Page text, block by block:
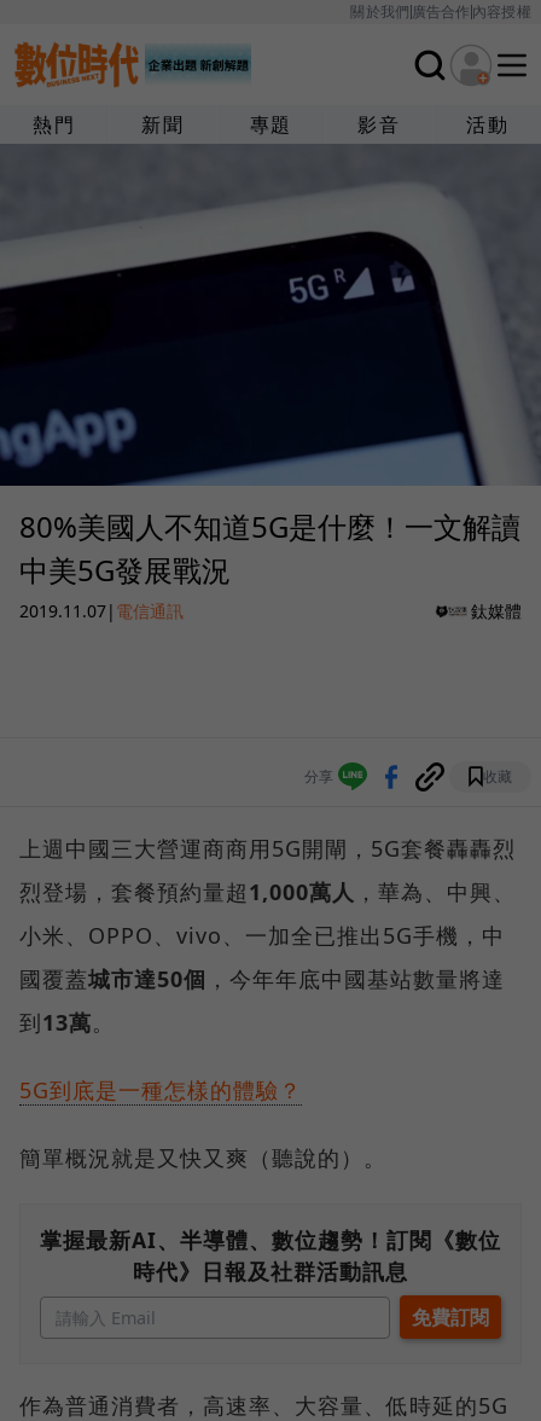
關於我們廣告合作內容授權
熱門 新聞 專題 影音 活動
80%美國人不知道5G是什麼！一文解讀
中美5G發展戰況
2019.11.07| 電信通訊 鈦媒體
分享 收藏
上週中國三大營運商商用5G開閘，5G套餐轟轟烈
烈登場，套餐預約量超1,000萬人 ，華為、中興、
小米、OPPO、vivo、一加全已推出5G手機，中
國覆蓋城市達50個 ，今年年底中國基站數量將達
到13萬。
5G到底是一種怎樣的體驗？
簡單概況就是又快又爽（聽說的）。
掌握最新AI、半導體、數位趨勢！訂閱《數位
時代》日報及社群活動訊息
作為普通消費者，高速率、大容量、低時延的5G